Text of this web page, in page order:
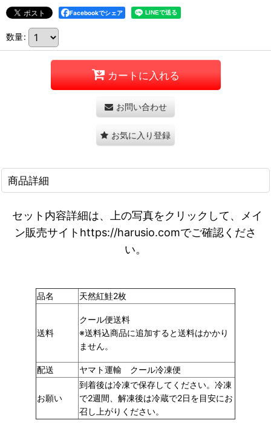
Facebookでシェア
数量:
カートに入れる
お問い合わせ
お気に入り登録
商品詳細
セット内容詳細は、上の写真をクリックして、メイ
ン販売サイトhttps://harusio.comでご確認くださ
い。
品名 天然紅鮭2枚
送料
クール便送料
※送料込商品に追加すると送料はかかり
ません。
配送 ヤマト運輸 クール冷凍便
お願い
到着後は冷凍で保存してください。冷凍
で2週間、解凍後は冷蔵で2日を目安にお
召し上がりください。